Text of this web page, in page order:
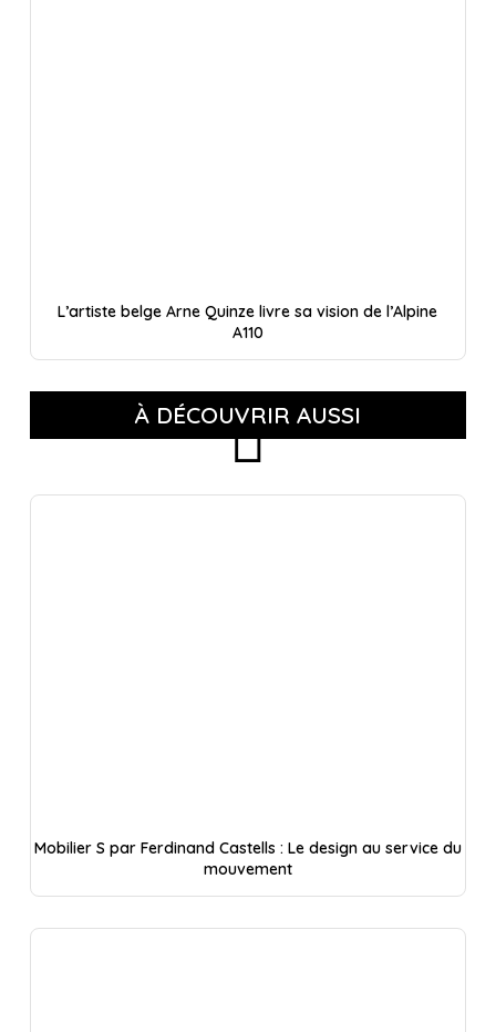
L’artiste belge Arne Quinze livre sa vision de l’Alpine
A110
À DÉCOUVRIR AUSSI
Mobilier S par Ferdinand Castells : Le design au service du
mouvement